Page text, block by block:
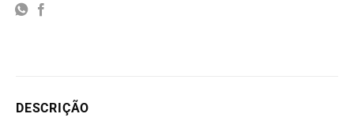
DESCRIÇÃO